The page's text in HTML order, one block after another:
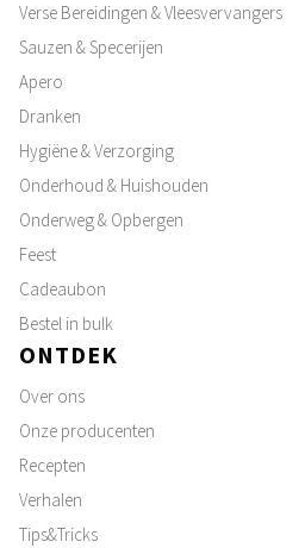
Verse Bereidingen & Vleesvervangers
Sauzen & Specerijen
Apero
Dranken
Hygiëne & Verzorging
Onderhoud & Huishouden
Onderweg & Opbergen
Feest
Cadeaubon
Bestel in bulk
ONTDEK
Over ons
Onze producenten
Recepten
Verhalen
Tips&Tricks